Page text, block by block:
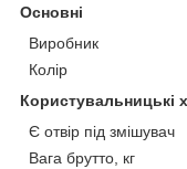
Основні
Виробник
Колір
Користувальницькі
Є отвір під змішувач
Вага брутто, кг